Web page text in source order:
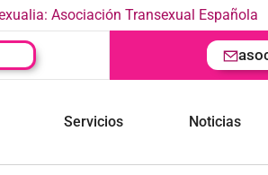
Asociación Transexual Española
Servicios Noticias